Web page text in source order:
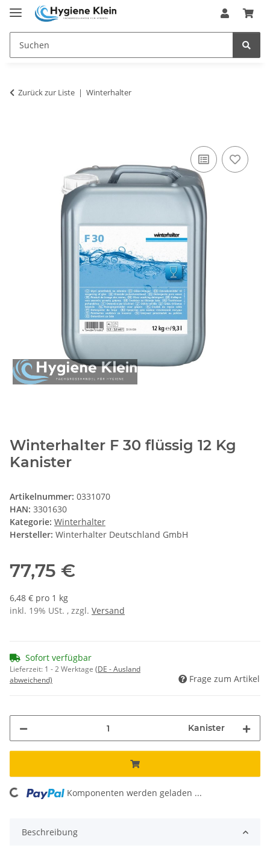
Zurück zur Liste Winterhalter
Winterhalter F 30 flüssig 12 Kg
Kanister
Artikelnummer: 0331070
HAN: 3301630
Kategorie: Winterhalter
Hersteller: Winterhalter Deutschland GmbH
77,75 €
6,48 € pro 1 kg
inkl. 19% USt. , zzgl. Versand
Sofort verfügbar
Lieferzeit: 1 - 2 Werktage (DE - Ausland
abweichend)
Frage zum Artikel
Kanister
Komponenten werden geladen ...
Beschreibung